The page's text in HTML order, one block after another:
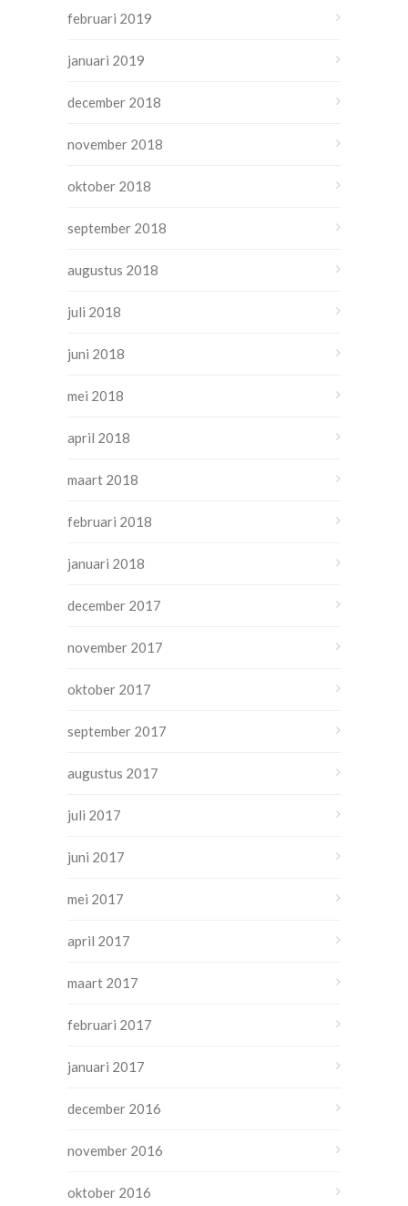
februari 2019
januari 2019
december 2018
november 2018
oktober 2018
september 2018
augustus 2018
juli 2018
juni 2018
mei 2018
april 2018
maart 2018
februari 2018
januari 2018
december 2017
november 2017
oktober 2017
september 2017
augustus 2017
juli 2017
juni 2017
mei 2017
april 2017
maart 2017
februari 2017
januari 2017
december 2016
november 2016
oktober 2016